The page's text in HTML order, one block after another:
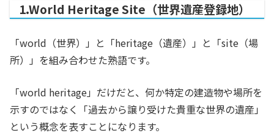
1.World Heritage Site（世界遺産登録地）
「world（世界）」と「heritage（遺産）」と「site（場
所）」を組み合わせた熟語です。
「world heritage」だけだと、何か特定の建造物や場所を
示すのではなく「過去から譲り受けた貴重な世界の遺産」
という概念を表すことになります。